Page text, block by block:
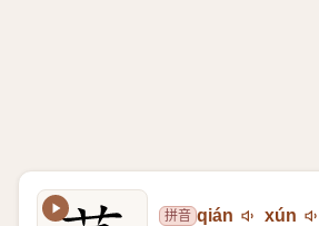
拼音 qián xún